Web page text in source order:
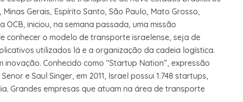
Gerais, Espírito Santo, São Paulo, Mato Grosso,
OCB, iniciou, na semana passada, uma missão
conhecer o modelo de transporte israelense, seja de
utilizados lá e a organização da cadeia logística.
Conhecido como “Startup Nation”, expressão
e Saul Singer, em 2011, Israel possui 1.748 startups,
Grandes empresas que atuam na área de transporte